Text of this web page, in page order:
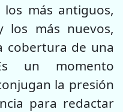
más antiguos,
más nuevos,
cobertura de una
un momento
la presión
para redactar